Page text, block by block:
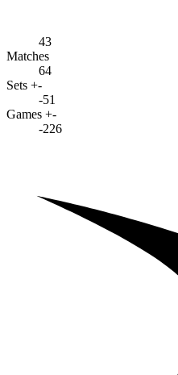
43
Matches
64
Sets +-
-51
Games +-
-226